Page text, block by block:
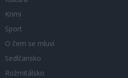
Krimi
Sport
O čem se mluví
Sedlčansko
Rožmitálsko